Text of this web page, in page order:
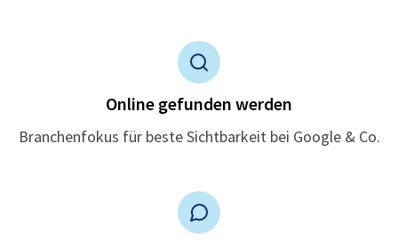
Online gefunden werden
Branchenfokus für beste Sichtbarkeit bei Google & Co.